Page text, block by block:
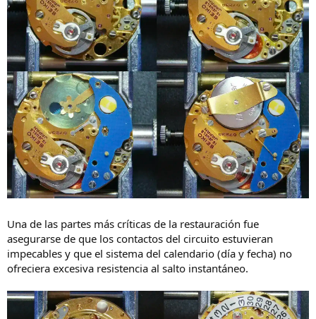
Una de las partes más críticas de la restauración fue
asegurarse de que los contactos del circuito estuvieran
impecables y que el sistema del calendario (día y fecha) no
ofreciera excesiva resistencia al salto instantáneo.